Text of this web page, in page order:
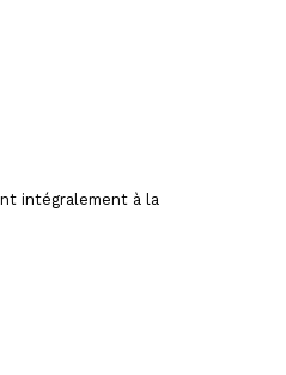
intégralement à la